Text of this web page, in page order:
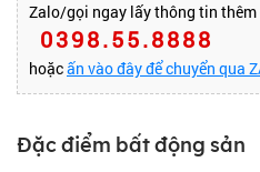
Zalo/gọi ngay lấy thông tin thêm
0398.55.8888
hoặcấn vào đây để chuyển qua
Đặc điểm bất động sản